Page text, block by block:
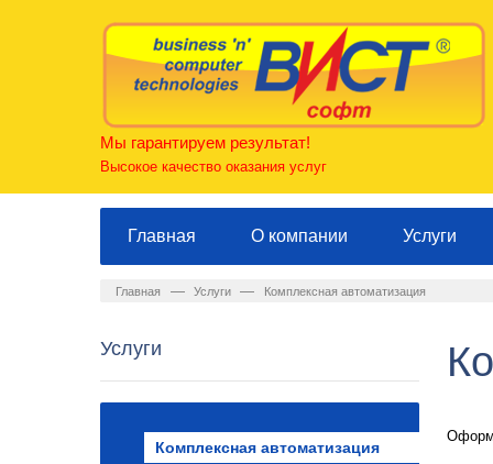
Мы гарантируем результат!
Высокое качество оказания услуг
Главная О компании Услуги
Главная — Услуги — Комплексная автоматизация
Услуги
Комплексная автоматизация